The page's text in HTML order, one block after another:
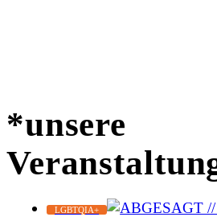
*unsere
LGBTQIA+